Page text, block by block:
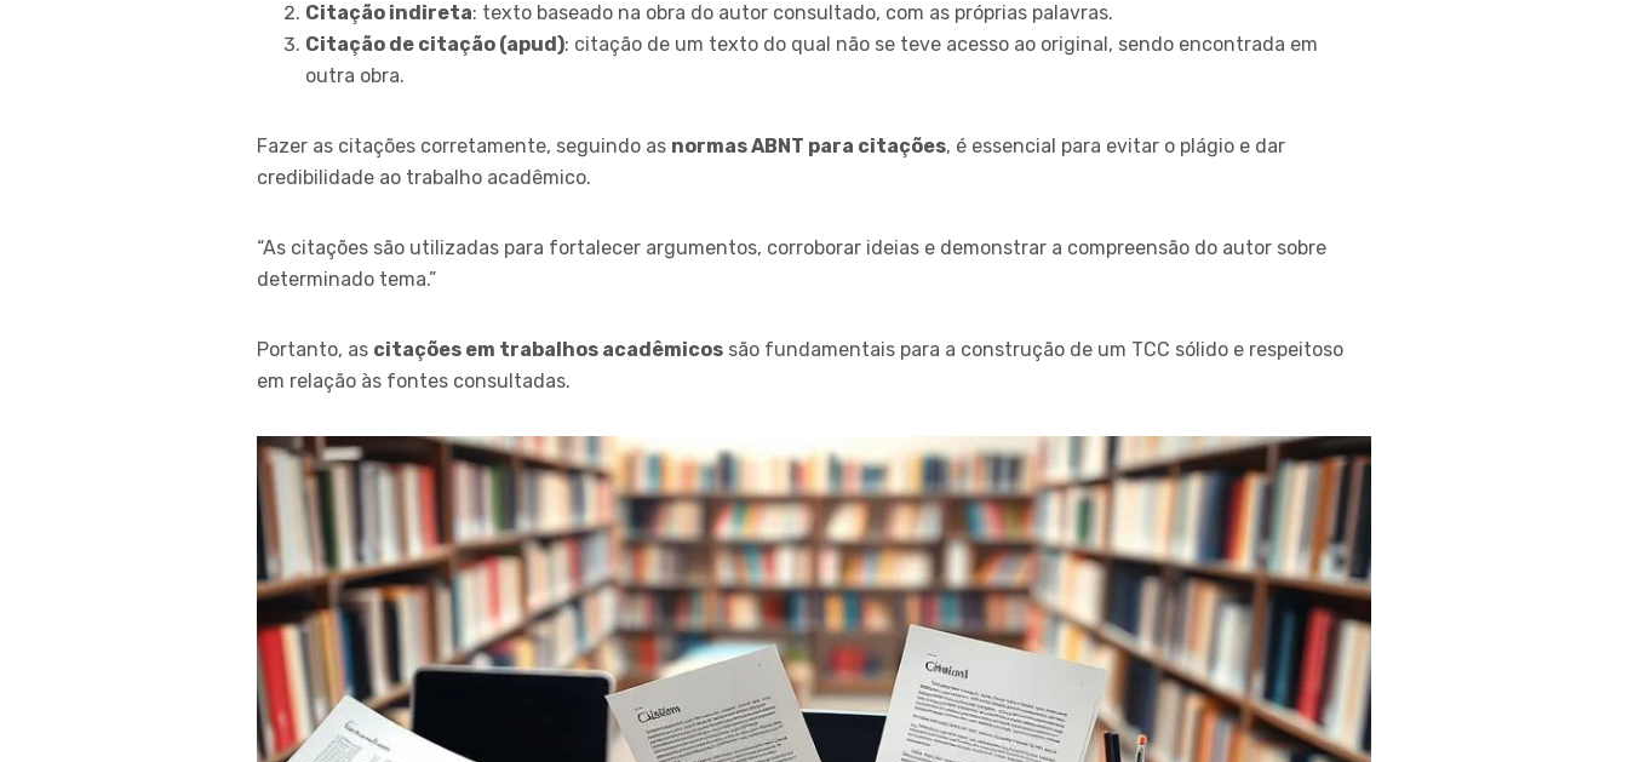
Citação indireta: texto baseado na obra do autor consultado, com as próprias palavras.
Citação de citação (apud): citação de um texto do qual não se teve acesso ao original, sendo encontrada em
outra obra.
Fazer as citações corretamente, seguindo as normas ABNT para citações, é essencial para evitar o plágio e dar
credibilidade ao trabalho acadêmico.
“As citações são utilizadas para fortalecer argumentos, corroborar ideias e demonstrar a compreensão do autor sobre
determinado tema.”
Portanto, as citações em trabalhos acadêmicos são fundamentais para a construção de um TCC sólido e respeitoso
em relação às fontes consultadas.